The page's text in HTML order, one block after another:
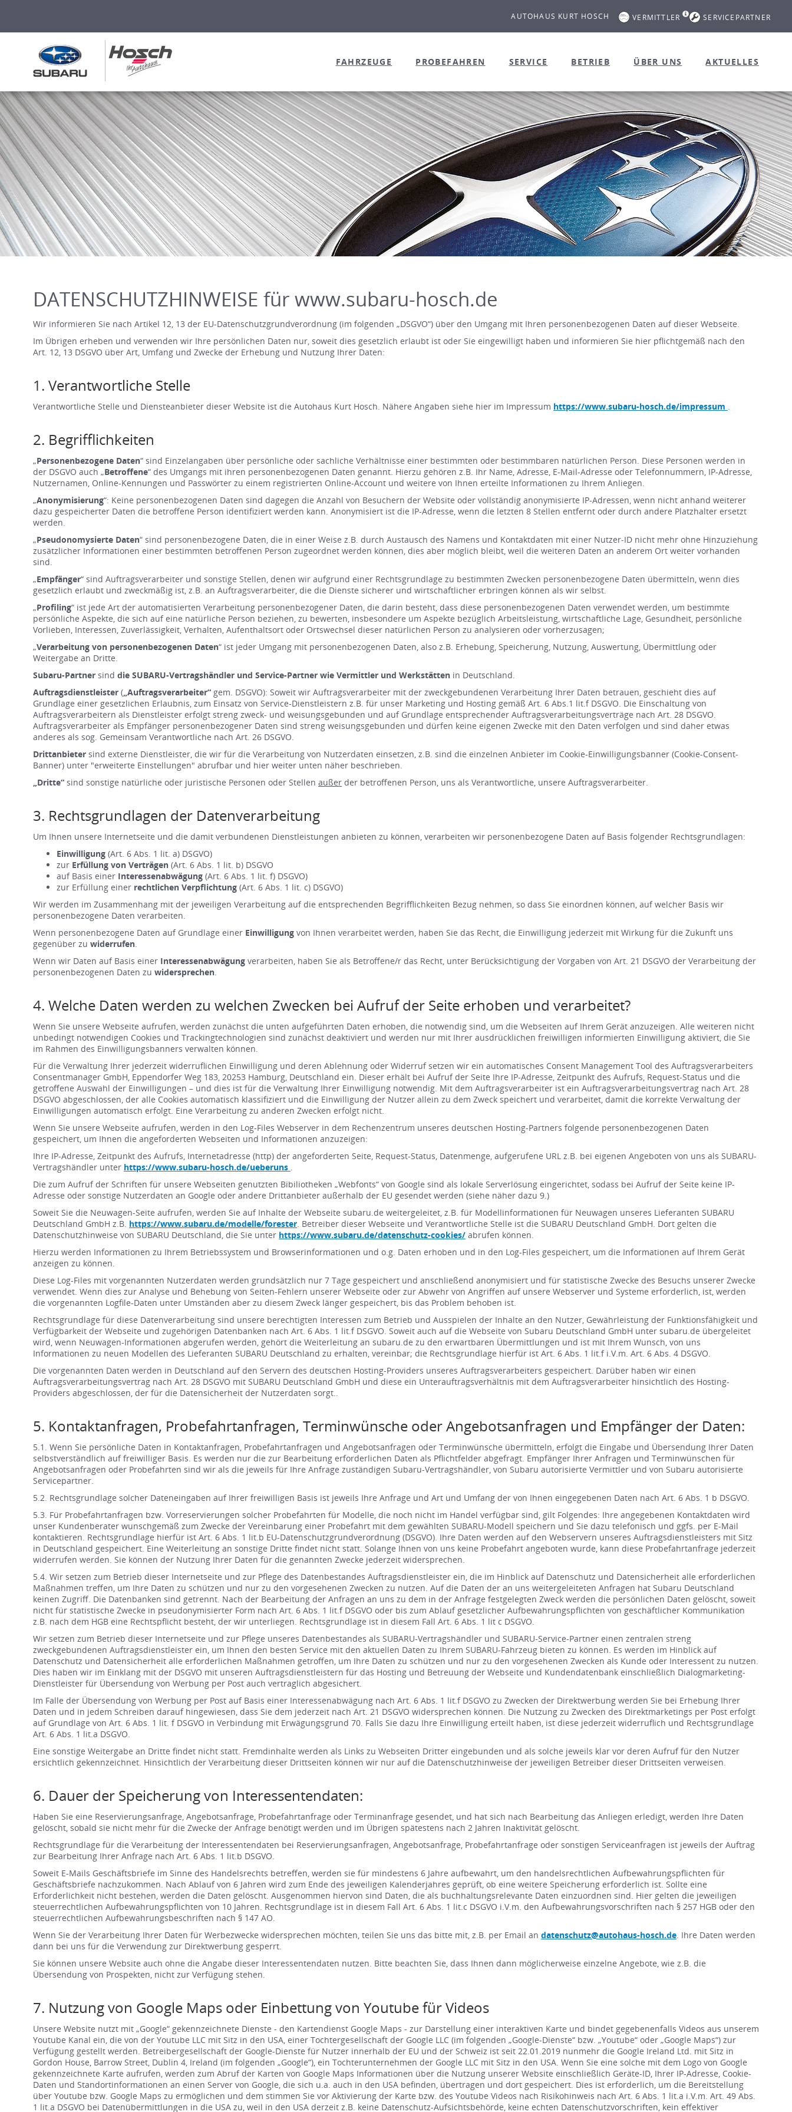
AUTOHAUS KURT HOSCH VERMITTLER SERVICEPARTNER
FAHRZEUGE PROBEFAHREN SERVICE BETRIEB ÜBER UNS AKTUELLES
DATENSCHUTZHINWEISE für www.subaru-hosch.de
Wir informieren Sie nach Artikel 12, 13 der EU-Datenschutzgrundverordnung (im folgenden „DSGVO“) über den Umgang mit Ihren personenbezogenen Daten auf dieser Webseite.
Im Übrigen erheben und verwenden wir Ihre persönlichen Daten nur, soweit dies gesetzlich erlaubt ist oder Sie eingewilligt haben und informieren Sie hier pflichtgemäß nach den
Art. 12, 13 DSGVO über Art, Umfang und Zwecke der Erhebung und Nutzung Ihrer Daten:
1. Verantwortliche Stelle
Verantwortliche Stelle und Diensteanbieter dieser Website ist die Autohaus Kurt Hosch. Nähere Angaben siehe hier im Impressum https://www.subaru-hosch.de/impressum .
2. Begrifflichkeiten
„Personenbezogene Daten“ sind Einzelangaben über persönliche oder sachliche Verhältnisse einer bestimmten oder bestimmbaren natürlichen Person. Diese Personen werden in
der DSGVO auch „Betroffene“ des Umgangs mit ihren personenbezogenen Daten genannt. Hierzu gehören z.B. Ihr Name, Adresse, E-Mail-Adresse oder Telefonnummern, IP-Adresse,
Nutzernamen, Online-Kennungen und Passwörter zu einem registrierten Online-Account und weitere von Ihnen erteilte Informationen zu Ihrem Anliegen.
„Anonymisierung“: Keine personenbezogenen Daten sind dagegen die Anzahl von Besuchern der Website oder vollständig anonymisierte IP-Adressen, wenn nicht anhand weiterer
dazu gespeicherter Daten die betroffene Person identifiziert werden kann. Anonymisiert ist die IP-Adresse, wenn die letzten 8 Stellen entfernt oder durch andere Platzhalter ersetzt
werden.
„Pseudonomysierte Daten“ sind personenbezogene Daten, die in einer Weise z.B. durch Austausch des Namens und Kontaktdaten mit einer Nutzer-ID nicht mehr ohne Hinzuziehung
zusätzlicher Informationen einer bestimmten betroffenen Person zugeordnet werden können, dies aber möglich bleibt, weil die weiteren Daten an anderem Ort weiter vorhanden
sind.
„Empfänger“ sind Auftragsverarbeiter und sonstige Stellen, denen wir aufgrund einer Rechtsgrundlage zu bestimmten Zwecken personenbezogene Daten übermitteln, wenn dies
gesetzlich erlaubt und zweckmäßig ist, z.B. an Auftragsverarbeiter, die die Dienste sicherer und wirtschaftlicher erbringen können als wir selbst.
„Profiling“ ist jede Art der automatisierten Verarbeitung personenbezogener Daten, die darin besteht, dass diese personenbezogenen Daten verwendet werden, um bestimmte
persönliche Aspekte, die sich auf eine natürliche Person beziehen, zu bewerten, insbesondere um Aspekte bezüglich Arbeitsleistung, wirtschaftliche Lage, Gesundheit, persönliche
Vorlieben, Interessen, Zuverlässigkeit, Verhalten, Aufenthaltsort oder Ortswechsel dieser natürlichen Person zu analysieren oder vorherzusagen;
„Verarbeitung von personenbezogenen Daten“ ist jeder Umgang mit personenbezogenen Daten, also z.B. Erhebung, Speicherung, Nutzung, Auswertung, Übermittlung oder
Weitergabe an Dritte.
Subaru-Partner sind die SUBARU-Vertragshändler und Service-Partner wie Vermittler und Werkstätten in Deutschland.
Auftragsdienstleister („Auftragsverarbeiter“ gem. DSGVO): Soweit wir Auftragsverarbeiter mit der zweckgebundenen Verarbeitung Ihrer Daten betrauen, geschieht dies auf
Grundlage einer gesetzlichen Erlaubnis, zum Einsatz von Service-Dienstleistern z.B. für unser Marketing und Hosting gemäß Art. 6 Abs.1 lit.f DSGVO. Die Einschaltung von
Auftragsverarbeitern als Dienstleister erfolgt streng zweck- und weisungsgebunden und auf Grundlage entsprechender Auftragsverarbeitungsverträge nach Art. 28 DSGVO.
Auftragsverarbeiter als Empfänger personenbezogener Daten sind streng weisungsgebunden und dürfen keine eigenen Zwecke mit den Daten verfolgen und sind daher etwas
anderes als sog. Gemeinsam Verantwortliche nach Art. 26 DSGVO.
Drittanbieter sind externe Dienstleister, die wir für die Verarbeitung von Nutzerdaten einsetzen, z.B. sind die einzelnen Anbieter im Cookie-Einwilligungsbanner (Cookie-Consent-
Banner) unter "erweiterte Einstellungen" abrufbar und hier weiter unten näher beschrieben.
„Dritte“ sind sonstige natürliche oder juristische Personen oder Stellen außer der betroffenen Person, uns als Verantwortliche, unsere Auftragsverarbeiter.
3. Rechtsgrundlagen der Datenverarbeitung
Um Ihnen unsere Internetseite und die damit verbundenen Dienstleistungen anbieten zu können, verarbeiten wir personenbezogene Daten auf Basis folgender Rechtsgrundlagen:
Einwilligung (Art. 6 Abs. 1 lit. a) DSGVO)
zur Erfüllung von Verträgen (Art. 6 Abs. 1 lit. b) DSGVO
auf Basis einer Interessenabwägung (Art. 6 Abs. 1 lit. f) DSGVO)
zur Erfüllung einer rechtlichen Verpflichtung (Art. 6 Abs. 1 lit. c) DSGVO)
Wir werden im Zusammenhang mit der jeweiligen Verarbeitung auf die entsprechenden Begrifflichkeiten Bezug nehmen, so dass Sie einordnen können, auf welcher Basis wir
personenbezogene Daten verarbeiten.
Wenn personenbezogene Daten auf Grundlage einer Einwilligung von Ihnen verarbeitet werden, haben Sie das Recht, die Einwilligung jederzeit mit Wirkung für die Zukunft uns
gegenüber zu widerrufen.
Wenn wir Daten auf Basis einer Interessenabwägung verarbeiten, haben Sie als Betroffene/r das Recht, unter Berücksichtigung der Vorgaben von Art. 21 DSGVO der Verarbeitung der
personenbezogenen Daten zu widersprechen.
4. Welche Daten werden zu welchen Zwecken bei Aufruf der Seite erhoben und verarbeitet?
Wenn Sie unsere Webseite aufrufen, werden zunächst die unten aufgeführten Daten erhoben, die notwendig sind, um die Webseiten auf Ihrem Gerät anzuzeigen. Alle weiteren nicht
unbedingt notwendigen Cookies und Trackingtechnologien sind zunächst deaktiviert und werden nur mit Ihrer ausdrücklichen freiwilligen informierten Einwilligung aktiviert, die Sie
im Rahmen des Einwilligungsbanners verwalten können.
Für die Verwaltung Ihrer jederzeit widerruflichen Einwilligung und deren Ablehnung oder Widerruf setzen wir ein automatisches Consent Management Tool des Auftragsverarbeiters
Consentmanager GmbH, Eppendorfer Weg 183, 20253 Hamburg, Deutschland ein. Dieser erhält bei Aufruf der Seite Ihre IP-Adresse, Zeitpunkt des Aufrufs, Request-Status und die
getroffene Auswahl der Einwilligungen – und dies ist für die Verwaltung Ihrer Einwilligung notwendig. Mit dem Auftragsverarbeiter ist ein Auftragsverarbeitungsvertrag nach Art. 28
DSGVO abgeschlossen, der alle Cookies automatisch klassifiziert und die Einwilligung der Nutzer allein zu dem Zweck speichert und verarbeitet, damit die korrekte Verwaltung der
Einwilligungen automatisch erfolgt. Eine Verarbeitung zu anderen Zwecken erfolgt nicht.
Wenn Sie unsere Webseite aufrufen, werden in den Log-Files Webserver in dem Rechenzentrum unseres deutschen Hosting-Partners folgende personenbezogenen Daten
gespeichert, um Ihnen die angeforderten Webseiten und Informationen anzuzeigen:
Ihre IP-Adresse, Zeitpunkt des Aufrufs, Internetadresse (http) der angeforderten Seite, Request-Status, Datenmenge, aufgerufene URL z.B. bei eigenen Angeboten von uns als SUBARU-
Vertragshändler unter https://www.subaru-hosch.de/ueberuns .
Die zum Aufruf der Schriften für unsere Webseiten genutzten Bibiliotheken „Webfonts“ von Google sind als lokale Serverlösung eingerichtet, sodass bei Aufruf der Seite keine IP-
Adresse oder sonstige Nutzerdaten an Google oder andere Drittanbieter außerhalb der EU gesendet werden (siehe näher dazu 9.)
Soweit Sie die Neuwagen-Seite aufrufen, werden Sie auf Inhalte der Webseite subaru.de weitergeleitet, z.B. für Modellinformationen für Neuwagen unseres Lieferanten SUBARU
Deutschland GmbH z.B. https://www.subaru.de/modelle/forester. Betreiber dieser Webseite und Verantwortliche Stelle ist die SUBARU Deutschland GmbH. Dort gelten die
Datenschutzhinweise von SUBARU Deutschland, die Sie unter https://www.subaru.de/datenschutz-cookies/ abrufen können.
Hierzu werden Informationen zu Ihrem Betriebssystem und Browserinformationen und o.g. Daten erhoben und in den Log-Files gespeichert, um die Informationen auf Ihrem Gerät
anzeigen zu können.
Diese Log-Files mit vorgenannten Nutzerdaten werden grundsätzlich nur 7 Tage gespeichert und anschließend anonymisiert und für statistische Zwecke des Besuchs unserer Zwecke
verwendet. Wenn dies zur Analyse und Behebung von Seiten-Fehlern unserer Webseite oder zur Abwehr von Angriffen auf unsere Webserver und Systeme erforderlich, ist, werden
die vorgenannten Logfile-Daten unter Umständen aber zu diesem Zweck länger gespeichert, bis das Problem behoben ist.
Rechtsgrundlage für diese Datenverarbeitung sind unsere berechtigten Interessen zum Betrieb und Ausspielen der Inhalte an den Nutzer, Gewährleistung der Funktionsfähigkeit und
Verfügbarkeit der Webseite und zugehörigen Datenbanken nach Art. 6 Abs. 1 lit.f DSGVO. Soweit auch auf die Webseite von Subaru Deutschland GmbH unter subaru.de übergeleitet
wird, wenn Neuwagen-Informationen abgerufen werden, gehört die Weiterleitung an subaru.de zu den erwartbaren Übermittlungen und ist mit Ihrem Wunsch, von uns
Informationen zu neuen Modellen des Lieferanten SUBARU Deutschland zu erhalten, vereinbar; die Rechtsgrundlage hierfür ist Art. 6 Abs. 1 lit.f i.V.m. Art. 6 Abs. 4 DSGVO.
Die vorgenannten Daten werden in Deutschland auf den Servern des deutschen Hosting-Providers unseres Auftragsverarbeiters gespeichert. Darüber haben wir einen
Auftragsverarbeitungsvertrag nach Art. 28 DSGVO mit SUBARU Deutschland GmbH und diese ein Unterauftragsverhältnis mit dem Auftragsverarbeiter hinsichtlich des Hosting-
Providers abgeschlossen, der für die Datensicherheit der Nutzerdaten sorgt..
5. Kontaktanfragen, Probefahrtanfragen, Terminwünsche oder Angebotsanfragen und Empfänger der Daten:
5.1. Wenn Sie persönliche Daten in Kontaktanfragen, Probefahrtanfragen und Angebotsanfragen oder Terminwünsche übermitteln, erfolgt die Eingabe und Übersendung Ihrer Daten
selbstverständlich auf freiwilliger Basis. Es werden nur die zur Bearbeitung erforderlichen Daten als Pflichtfelder abgefragt. Empfänger Ihrer Anfragen und Terminwünschen für
Angebotsanfragen oder Probefahrten sind wir als die jeweils für Ihre Anfrage zuständigen Subaru-Vertragshändler, von Subaru autorisierte Vermittler und von Subaru autorisierte
Servicepartner.
5.2. Rechtsgrundlage solcher Dateneingaben auf Ihrer freiwilligen Basis ist jeweils Ihre Anfrage und Art und Umfang der von Ihnen eingegebenen Daten nach Art. 6 Abs. 1 b DSGVO.
5.3. Für Probefahrtanfragen bzw. Vorreservierungen solcher Probefahrten für Modelle, die noch nicht im Handel verfügbar sind, gilt Folgendes: Ihre angegebenen Kontaktdaten wird
unser Kundenberater wunschgemäß zum Zwecke der Vereinbarung einer Probefahrt mit dem gewählten SUBARU-Modell speichern und Sie dazu telefonisch und ggfs. per E-Mail
kontaktieren. Rechtsgrundlage hierfür ist Art. 6 Abs. 1 lit.b EU-Datenschutzgrundverordnung (DSGVO). Ihre Daten werden auf den Webservern unseres Auftragsdienstleisters mit Sitz
in Deutschland gespeichert. Eine Weiterleitung an sonstige Dritte findet nicht statt. Solange Ihnen von uns keine Probefahrt angeboten wurde, kann diese Probefahrtanfrage jederzeit
widerrufen werden. Sie können der Nutzung Ihrer Daten für die genannten Zwecke jederzeit widersprechen.
5.4. Wir setzen zum Betrieb dieser Internetseite und zur Pflege des Datenbestandes Auftragsdienstleister ein, die im Hinblick auf Datenschutz und Datensicherheit alle erforderlichen
Maßnahmen treffen, um Ihre Daten zu schützen und nur zu den vorgesehenen Zwecken zu nutzen. Auf die Daten der an uns weitergeleiteten Anfragen hat Subaru Deutschland
keinen Zugriff. Die Datenbanken sind getrennt. Nach der Bearbeitung der Anfragen an uns zu dem in der Anfrage festgelegten Zweck werden die persönlichen Daten gelöscht, soweit
nicht für statistische Zwecke in pseudonymisierter Form nach Art. 6 Abs. 1 lit.f DSGVO oder bis zum Ablauf gesetzlicher Aufbewahrungspflichten von geschäftlicher Kommunikation
z.B. nach dem HGB eine Rechtspflicht besteht, der wir unterliegen. Rechtsgrundlage ist in diesem Fall Art. 6 Abs. 1 lit c DSGVO.
Wir setzen zum Betrieb dieser Internetseite und zur Pflege unseres Datenbestandes als SUBARU-Vertragshändler und SUBARU-Service-Partner einen zentralen streng
zweckgebundenen Auftragsdienstleister ein, um Ihnen den besten Service mit den aktuellen Daten zu Ihrem SUBARU-Fahrzeug bieten zu können. Es werden im Hinblick auf
Datenschutz und Datensicherheit alle erforderlichen Maßnahmen getroffen, um Ihre Daten zu schützen und nur zu den vorgesehenen Zwecken als Kunde oder Interessent zu nutzen.
Dies haben wir im Einklang mit der DSGVO mit unseren Auftragsdienstleistern für das Hosting und Betreuung der Webseite und Kundendatenbank einschließlich Dialogmarketing-
Dienstleister für Übersendung von Werbung per Post auch vertraglich abgesichert.
Im Falle der Übersendung von Werbung per Post auf Basis einer Interessenabwägung nach Art. 6 Abs. 1 lit.f DSGVO zu Zwecken der Direktwerbung werden Sie bei Erhebung Ihrer
Daten und in jedem Schreiben darauf hingewiesen, dass Sie dem jederzeit nach Art. 21 DSGVO widersprechen können. Die Nutzung zu Zwecken des Direktmarketings per Post erfolgt
auf Grundlage von Art. 6 Abs. 1 lit. f DSGVO in Verbindung mit Erwägungsgrund 70. Falls Sie dazu Ihre Einwilligung erteilt haben, ist diese jederzeit widerruflich und Rechtsgrundlage
Art. 6 Abs. 1 lit.a DSGVO.
Eine sonstige Weitergabe an Dritte findet nicht statt. Fremdinhalte werden als Links zu Webseiten Dritter eingebunden und als solche jeweils klar vor deren Aufruf für den Nutzer
ersichtlich gekennzeichnet. Hinsichtlich der Verarbeitung dieser Drittseiten können wir nur auf die Datenschutzhinweise der jeweiligen Betreiber dieser Drittseiten verweisen.
6. Dauer der Speicherung von Interessentendaten:
Haben Sie eine Reservierungsanfrage, Angebotsanfrage, Probefahrtanfrage oder Terminanfrage gesendet, und hat sich nach Bearbeitung das Anliegen erledigt, werden Ihre Daten
gelöscht, sobald sie nicht mehr für die Zwecke der Anfrage benötigt werden und im Übrigen spätestens nach 2 Jahren Inaktivität gelöscht.
Rechtsgrundlage für die Verarbeitung der Interessentendaten bei Reservierungsanfragen, Angebotsanfrage, Probefahrtanfrage oder sonstigen Serviceanfragen ist jeweils der Auftrag
zur Bearbeitung Ihrer Anfrage nach Art. 6 Abs. 1 lit.b DSGVO.
Soweit E-Mails Geschäftsbriefe im Sinne des Handelsrechts betreffen, werden sie für mindestens 6 Jahre aufbewahrt, um den handelsrechtlichen Aufbewahrungspflichten für
Geschäftsbriefe nachzukommen. Nach Ablauf von 6 Jahren wird zum Ende des jeweiligen Kalenderjahres geprüft, ob eine weitere Speicherung erforderlich ist. Sollte eine
Erforderlichkeit nicht bestehen, werden die Daten gelöscht. Ausgenommen hiervon sind Daten, die als buchhaltungsrelevante Daten einzuordnen sind. Hier gelten die jeweiligen
steuerrechtlichen Aufbewahrungspflichten von 10 Jahren. Rechtsgrundlage ist in diesem Fall Art. 6 Abs. 1 lit.c DSGVO i.V.m. den Aufbewahrungsvorschriften nach § 257 HGB oder den
steuerrechtlichen Aufbewahrungsbeschriften nach § 147 AO.
Wenn Sie der Verarbeitung Ihrer Daten für Werbezwecke widersprechen möchten, teilen Sie uns das bitte mit, z.B. per Email an datenschutz@autohaus-hosch.de. Ihre Daten werden
dann bei uns für die Verwendung zur Direktwerbung gesperrt.
Sie können unsere Website auch ohne die Angabe dieser Interessentendaten nutzen. Bitte beachten Sie, dass Ihnen dann möglicherweise einzelne Angebote, wie z.B. die
Übersendung von Prospekten, nicht zur Verfügung stehen.
7. Nutzung von Google Maps oder Einbettung von Youtube für Videos
Unsere Website nutzt mit „Google“ gekennzeichnete Dienste - den Kartendienst Google Maps - zur Darstellung einer interaktiven Karte und bindet gegebenenfalls Videos aus unserem
Youtube Kanal ein, die von der Youtube LLC mit Sitz in den USA, einer Tochtergesellschaft der Google LLC (im folgenden „Google-Dienste“ bzw. „Youtube“ oder „Google Maps“) zur
Verfügung gestellt werden. Betreibergesellschaft der Google-Dienste für Nutzer innerhalb der EU und der Schweiz ist seit 22.01.2019 nunmehr die Google Ireland Ltd. mit Sitz in
Gordon House, Barrow Street, Dublin 4, Ireland (im folgenden „Google“), ein Tochterunternehmen der Google LLC mit Sitz in den USA. Wenn Sie eine solche mit dem Logo von Google
gekennzeichnete Karte aufrufen, werden zum Abruf der Karten von Google Maps Informationen über die Nutzung unserer Website einschließlich Geräte-ID, Ihrer IP-Adresse, Cookie-
Daten und Standortinformationen an einen Server von Google, die sich u.a. auch in den USA befinden, übertragen und dort gespeichert. Dies ist erforderlich, um die Bereitstellung
über Youtube bzw. Google Maps zu ermöglichen und dem stimmen Sie vor Aktivierung der Karte bzw. des Youtube Videos nach Risikohinweis nach Art. 6 Abs. 1 lit.a i.V.m. Art. 49 Abs.
1 lit.a DSGVO bei Datenübermittlungen in die USA zu, weil in den USA derzeit z.B. keine Datenschutz-Aufsichtsbehörde, keine echten Datenschutzvorschriften, kein effektiver